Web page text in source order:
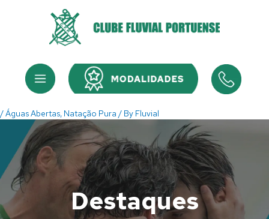
Menu Menu
/Águas Abertas, Natação Pura / By Fluvial
Destaques